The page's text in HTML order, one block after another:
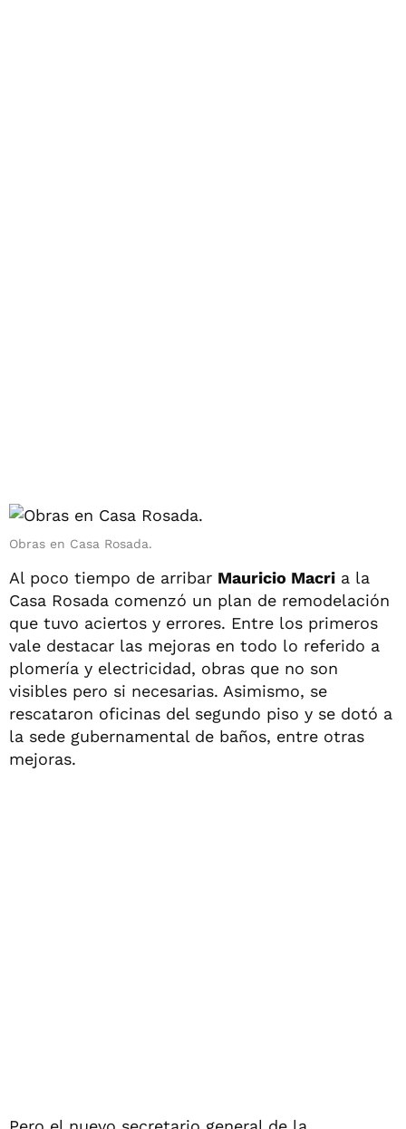
Obras en Casa Rosada.
Al poco tiempo de arribar Mauricio Macri a la
Casa Rosada comenzó un plan de remodelación
que tuvo aciertos y errores. Entre los primeros
vale destacar las mejoras en todo lo referido a
plomería y electricidad, obras que no son
visibles pero si necesarias. Asimismo, se
rescataron oficinas del segundo piso y se dotó a
la sede gubernamental de baños, entre otras
mejoras.